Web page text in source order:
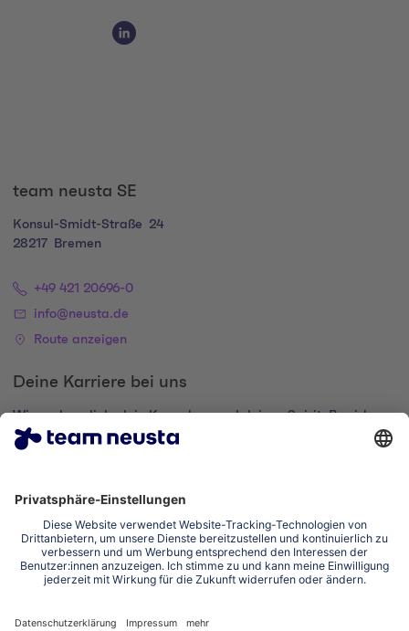
Social Media Links
Social Media Link 1
team neusta SE
Konsul-Smidt-Straße
24
28217
Bremen
+49 421 20696-0
info@neusta.de
Route anzeigen
Deine Karriere bei uns
Wir suchen dich, dein Know-how und deinen Spirit. Bewirb
dich und komm zur digital family.
Zum Karriere-Portal
Impressum Datenschutzerklärung
Cookie-Einstellungen Erklärung zur Barrierefreiheit